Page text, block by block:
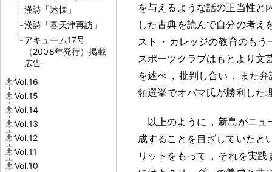
漢詩「述懐」
漢詩「喜天津再訪」
アキューム17号
（2008年発行）掲載
広告
Vol.16
Vol.15
Vol.14
Vol.13
Vol.12
Vol.11
Vol.10
を与えるような話の正当性と
した古典を読んで自分の考え
スト
・ カレッジの教育のも
スポーツクラブはもとより文
を述べ ， 批判し合い ， また
領選挙でオバマ氏が勝利した
以上のように ， 新島がニュ
成することを目ざしていたと
リットをもって ， それを実践